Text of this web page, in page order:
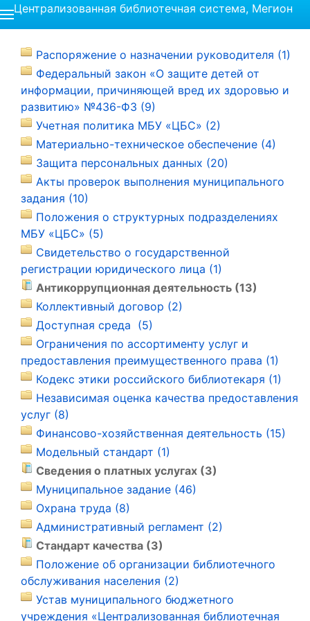
Централизованная библиотечная система, Мегион
Распоряжение о назначении руководителя (1)
Федеральный закон «О защите детей от
информации, причиняющей вред их здоровью и
развитию» №436-ФЗ (9)
Учетная политика МБУ «ЦБС» (2)
Материально-техническое обеспечение (4)
Защита персональных данных (20)
Акты проверок выполнения муниципального
задания (10)
Положения о структурных подразделениях
МБУ «ЦБС» (5)
Свидетельство о государственной
регистрации юридического лица (1)
Антикоррупционная деятельность (13)
Коллективный договор (2)
Доступная среда (5)
Ограничения по ассортименту услуг и
предоставления преимущественного права (1)
Кодекс этики российского библиотекаря (1)
Независимая оценка качества предоставления
услуг (8)
Финансово-хозяйственная деятельность (15)
Модельный стандарт (1)
Сведения о платных услугах (3)
Муниципальное задание (46)
Охрана труда (8)
Административный регламент (2)
Стандарт качества (3)
Положение об организации библиотечного
обслуживания населения (2)
Устав муниципального бюджетного
учреждения «Централизованная библиотечная